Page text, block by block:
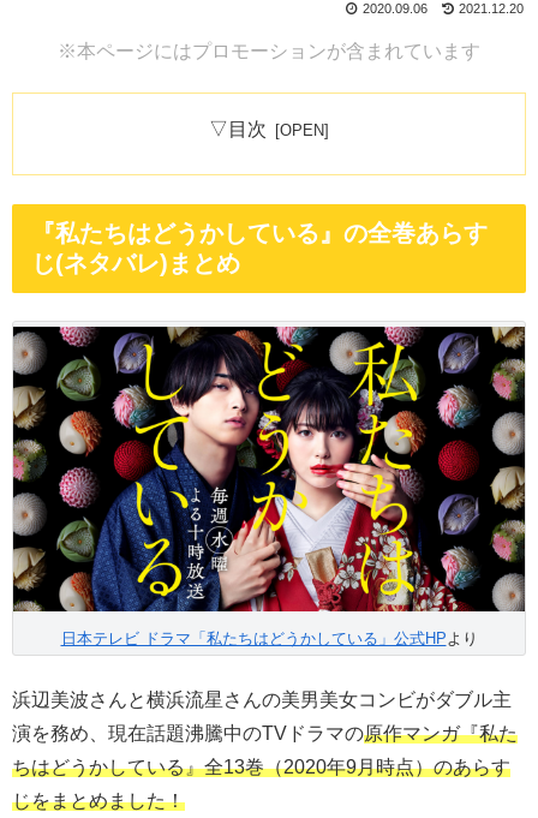
2021.12.20
2020.09.06
※本ページにはプロモーションが含まれています
▽目次
『私たちはどうかしている』の全巻あらす
じ(ネタバレ)まとめ
日本テレビ ドラマ「私たちはどうかしている」公式HPより
浜辺美波さんと横浜流星さんの美男美女コンビがダブル主
演を務め、現在話題沸騰中のTVドラマの原作マンガ『私た
ちはどうかしている』全13巻（2020年9月時点）のあらす
じをまとめました！